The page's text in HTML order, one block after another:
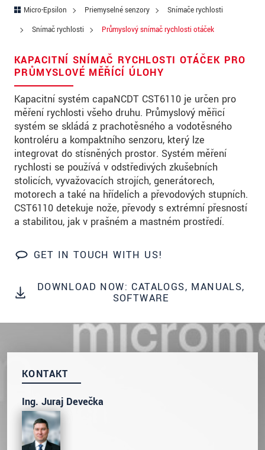
Micro-Epsilon Priemyselné senzory
Snímače rychlosti
Snímač rychlosti
Průmyslový snímač rychlosti otáček
KAPACITNÍ SNÍMAČ RYCHLOSTI OTÁČEK PRO
PRŮMYSLOVÉ MĚŘÍCÍ ÚLOHY
Kapacitní systém capaNCDT CST6110 je určen pro
měření rychlosti všeho druhu. Průmyslový měřicí
systém se skládá z prachotěsného a vodotěsného
kontroléru a kompaktního senzoru, který lze
integrovat do stísněných prostor. Systém měření
rychlosti se používá v odstředivých zkušebních
stolicích, vyvažovacích strojích, generátorech,
motorech a také na hřídelích a převodových stupních.
CST6110 detekuje nože, převody s extrémní přesností
a stabilitou, jak v prašném a mastném prostředí.
GET IN TOUCH WITH US!
DOWNLOAD NOW: CATALOGS, MANUALS,
SOFTWARE
KONTAKT
Ing. Juraj Devečka
PSČ
Krajina *
Telefon
E-Mail*
Vaša správa*
Please keep me informed about product
innovations by e-mail.
* Povinné informace
prosím našeprohlášení o ochraně osobních údajů
ODOSLAŤ SPRÁVU